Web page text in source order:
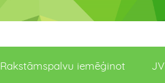
Rakstāmspalvu iemēģinot JV